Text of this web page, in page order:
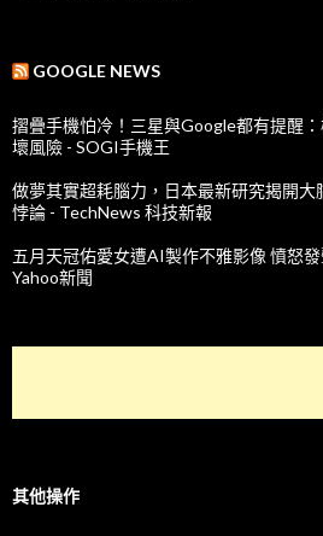
GOOGLE NEWS
摺疊手機怕冷！三星與Google都有提醒
壞風險 - SOGI手機王
做夢其實超耗腦力，日本最新研究揭開
悖論 - TechNews 科技新報
五月天冠佑愛女遭AI製作不雅影像 憤怒
Yahoo新聞
其他操作